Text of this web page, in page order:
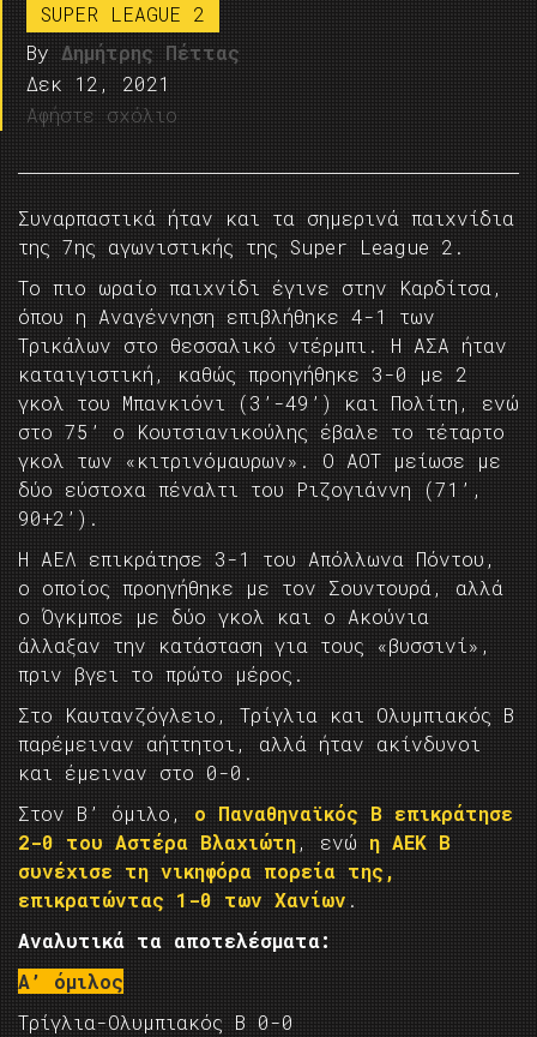
SUPER LEAGUE 2
By Δημήτρης Πέττας
Δεκ 12, 2021
Αφήστε σχόλιο
Συναρπαστικά ήταν και τα σημερινά παιχνίδια
της 7ης αγωνιστικής της Super League 2.
Το πιο ωραίο παιχνίδι έγινε στην Καρδίτσα,
όπου η Αναγέννηση επιβλήθηκε 4-1 των
Τρικάλων στο θεσσαλικό ντέρμπι. Η ΑΣΑ ήταν
καταιγιστική, καθώς προηγήθηκε 3-0 με 2
γκολ του Μπανκιόνι (3’-49’) και Πολίτη, ενώ
στο 75’ ο Κουτσιανικούλης έβαλε το τέταρτο
γκολ των «κιτρινόμαυρων». Ο ΑΟΤ μείωσε με
δύο εύστοχα πέναλτι του Ριζογιάννη (71’,
90+2’).
Η ΑΕΛ επικράτησε 3-1 του Απόλλωνα Πόντου,
ο οποίος προηγήθηκε με τον Σουντουρά, αλλά
ο Όγκμποε με δύο γκολ και ο Ακούνια
άλλαξαν την κατάσταση για τους «βυσσινί»,
πριν βγει το πρώτο μέρος.
Στο Καυτανζόγλειο, Τρίγλια και Ολυμπιακός Β
παρέμειναν αήττητοι, αλλά ήταν ακίνδυνοι
και έμειναν στο 0-0.
Στον Β’ όμιλο, ο Παναθηναϊκός Β επικράτησε
2-0 του Αστέρα Βλαχιώτη, ενώ η ΑΕΚ Β
συνέχισε τη νικηφόρα πορεία της,
επικρατώντας 1-0 των Χανίων .
Αναλυτικά τα αποτελέσματα:
Α’ όμιλος
Τρίγλια-Ολυμπιακός Β 0-0